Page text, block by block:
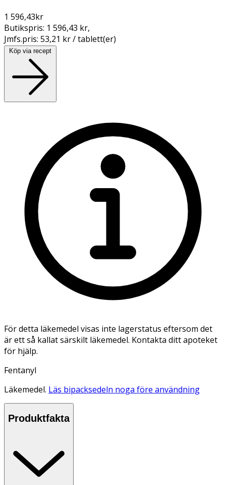
1 596,43kr
Butikspris: 1 596,43 kr,
Jmfs.pris: 53,21 kr / tablett(er)
Köp via recept
För detta läkemedel visas inte lagerstatus eftersom det
är ett så kallat särskilt läkemedel. Kontakta ditt apoteket
för hjälp.
Fentanyl
Läkemedel. Läs bipacksedeln noga före användning
Produktfakta